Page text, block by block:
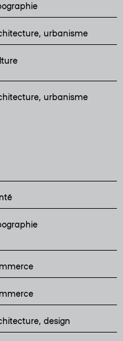
urbanisme
urbanisme
design